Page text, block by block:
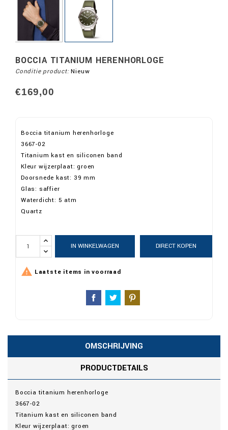
BOCCIA TITANIUM HERENHORLOGE
Conditie product: Nieuw
€169,00
Boccia titanium herenhorloge
3667-02
Titanium kast en siliconen band
Kleur wijzerplaat: groen
Doorsnede kast: 39 mm
Glas: saffier
Waterdicht: 5 atm
Quartz
IN WINKELWAGEN DIRECT KOPEN
 Laatste items in voorraad
OMSCHRIJVING
PRODUCTDETAILS
Boccia titanium herenhorloge
3667-02
Titanium kast en siliconen band
Kleur wijzerplaat: groen